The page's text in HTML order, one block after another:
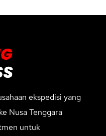
ekspedisi yang
Nusa Tenggara
untuk